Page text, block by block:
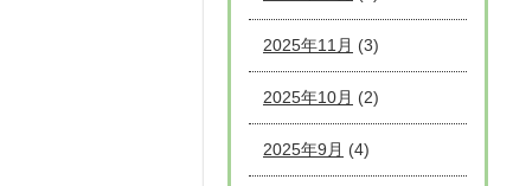
2025年11月 (3)
2025年10月 (2)
2025年9月 (4)